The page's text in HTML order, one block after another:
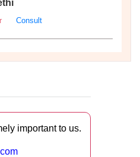
Consult
important to us.